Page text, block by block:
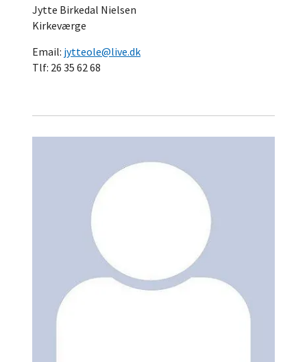
Jytte Birkedal Nielsen
Kirkeværge
Email: jytteole@live.dk
Tlf: 26 35 62 68